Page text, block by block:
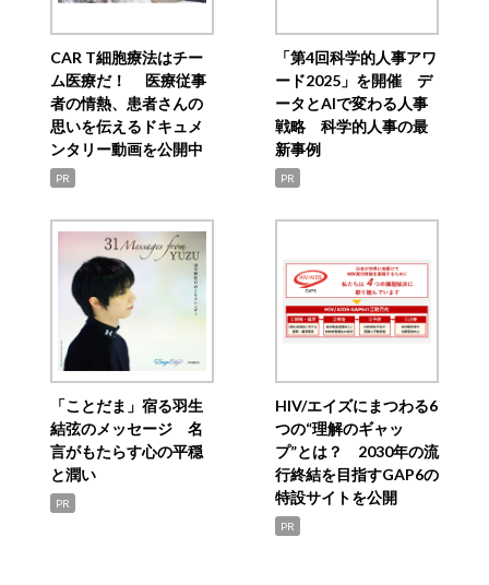
CAR T細胞療法はチー
ム医療だ！ 医療従事
者の情熱、患者さんの
思いを伝えるドキュメ
ンタリー動画を公開中
PR
「第4回科学的人事アワ
ード2025」を開催 デ
ータとAIで変わる人事
戦略 科学的人事の最
新事例
PR
「ことだま」宿る羽生
結弦のメッセージ 名
言がもたらす心の平穏
と潤い
PR
HIV/エイズにまつわる6
つの“理解のギャッ
プ”とは？ 2030年の流
行終結を目指すGAP6の
特設サイトを公開
PR